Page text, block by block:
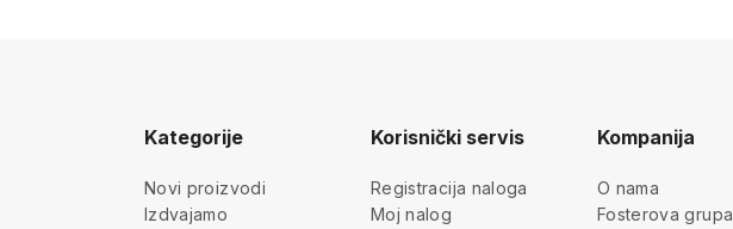
Kategorije
Novi proizvodi
Izdvajamo
Korisnički servis
Registracija naloga
Moj nalog
Kompanija
O nama
Fosterova grupa